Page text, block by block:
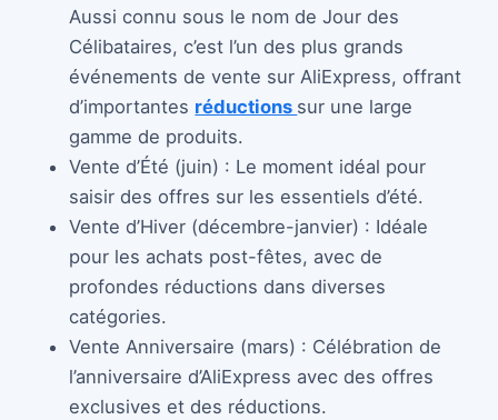
Aussi connu sous le nom de Jour des
Célibataires, c’est l’un des plus grands
événements de vente sur AliExpress, offrant
d’importantes réductions sur une large
gamme de produits.
Vente d’Été (juin) : Le moment idéal pour
saisir des offres sur les essentiels d’été.
Vente d’Hiver (décembre-janvier) : Idéale
pour les achats post-fêtes, avec de
profondes réductions dans diverses
catégories.
Vente Anniversaire (mars) : Célébration de
l’anniversaire d’AliExpress avec des offres
exclusives et des réductions.